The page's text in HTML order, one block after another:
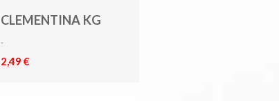
CLEMENTINA KG
-
2,49 €